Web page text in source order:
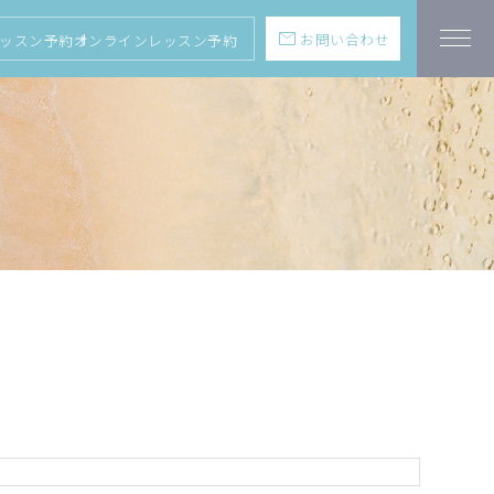
スン予約オンラインレッスン予約 mail お問い合わせ